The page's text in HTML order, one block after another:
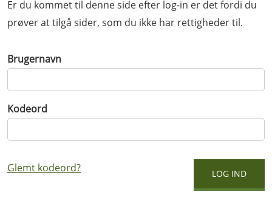
Er du kommet til denne side efter log-in er det fordi du
prøver at tilgå sider, som du ikke har rettigheder til.
Brugernavn
Kodeord
Glemt kodeord?